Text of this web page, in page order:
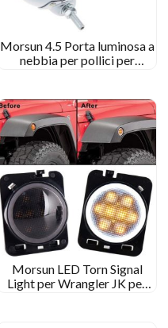
Morsun 4.5 Porta luminosa a
nebbia per pollici per
Morsun LED Torn Signal
Light per Wrangler JK per